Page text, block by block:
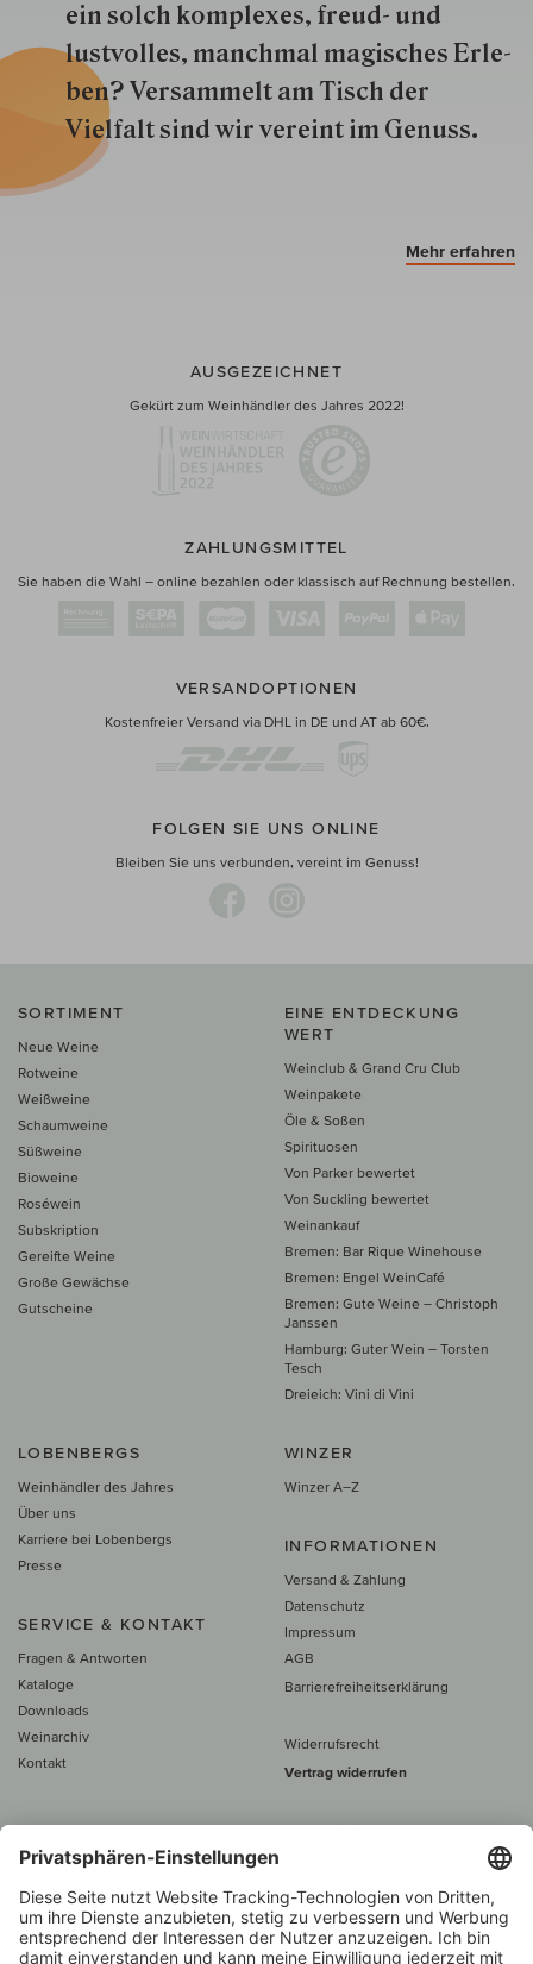
ein solch kom­plexes, freud- und
lustvolles, manchmal ma­gisch­es Er­le­
ben? Versammelt am Tisch der
Vielfalt sind wir ver­eint im Genuss.
Mehr erfahren
AUSGEZEICHNET
Gekürt zum Weinhändler des Jahres 2022!
ZAHLUNGSMITTEL
Sie haben die Wahl – online bezahlen oder klassisch auf Rechnung bestellen.
VERSANDOPTIONEN
Kostenfreier Versand via DHL in DE und AT ab 60€.
FOLGEN SIE UNS ONLINE
Bleiben Sie uns verbunden, vereint im Genuss!
SORTIMENT
Neue Weine
Rotweine
Weißweine
Schaumweine
Süßweine
Bioweine
Roséwein
Subskription
Gereifte Weine
Große Gewächse
Gutscheine
EINE ENTDECKUNG
WERT
Weinclub & Grand Cru Club
Weinpakete
Öle & Soßen
Spirituosen
Von Parker bewertet
Von Suckling bewertet
Weinankauf
Bremen: Bar Rique Winehouse
Bremen: Engel WeinCafé
Bremen: Gute Weine – Christoph
Janssen
Hamburg: Guter Wein – Torsten
Tesch
Dreieich: Vini di Vini
LOBENBERGS
Weinhändler des Jahres
Über uns
Karriere bei Lobenbergs
Presse
SERVICE & KONTAKT
Fragen & Antworten
Kataloge
Downloads
Weinarchiv
Kontakt
WINZER
Winzer A–Z
INFORMATIONEN
Versand & Zahlung
Datenschutz
Impressum
AGB
Barrierefreiheitserklärung
Widerrufsrecht
Vertrag widerrufen
Alle Preise inkl. MwSt., zzgl. 5 €
60 € versand­kosten­